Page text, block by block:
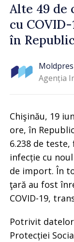
Alte 49 de
cu
în
Moldpres
Agenția
Chişinău, 19
ore, în
6.238 de
infecție cu
de import. În
ţară au fost
COVID-19,
Potrivit
Protecției